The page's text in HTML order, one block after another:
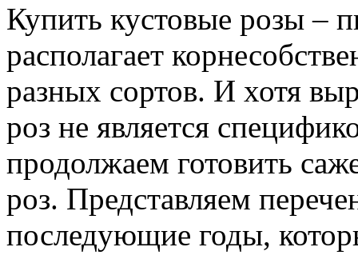
Купить кустовые розы –
располагает
разных сортов. И хотя
роз не является
продолжаем готовить
роз. Представляем
последующие годы,